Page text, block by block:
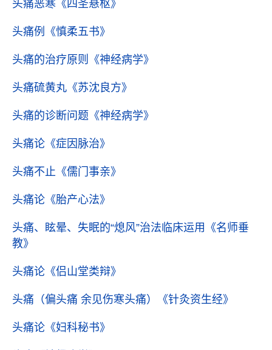
头痛恶寒 《四圣悬枢》
头痛例 《慎柔五书》
头痛的治疗原则 《神经病学》
头痛硫黄丸 《苏沈良方》
头痛的诊断问题 《神经病学》
头痛论 《症因脉治》
头痛不止 《儒门事亲》
头痛论 《胎产心法》
头痛、眩晕、失眠的“熄风”治法临床运用 《名师垂
教》
头痛论 《侣山堂类辩》
头痛（偏头痛 余见伤寒头痛） 《针灸资生经》
头痛论 《妇科秘书》